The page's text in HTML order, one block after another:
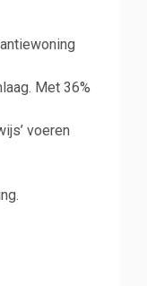
Met 36%
voeren